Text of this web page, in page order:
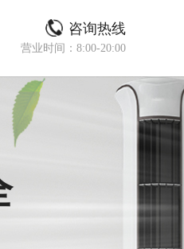
咨询热线
营业时间：8:00-20:00